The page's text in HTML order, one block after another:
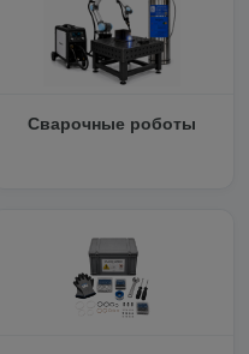
Сварочные роботы